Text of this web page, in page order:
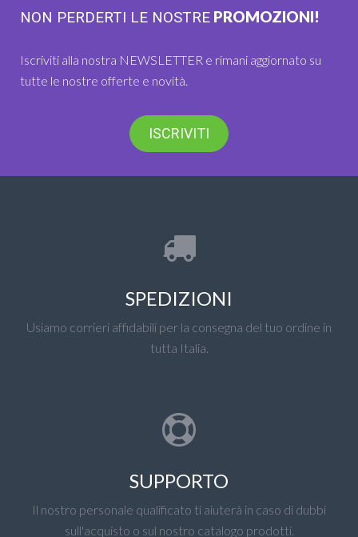
NON PERDERTI LE NOSTRE PROMOZIONI!
Iscriviti alla nostra NEWSLETTER e rimani aggiornato su
tutte le nostre offerte e novità.
ISCRIVITI
SPEDIZIONI
Usiamo corrieri affidabili per la consegna del tuo ordine in
tutta Italia.
SUPPORTO
Il nostro personale qualificato ti aiuterà in caso di dubbi
sull'acquisto o sul nostro catalogo prodotti.